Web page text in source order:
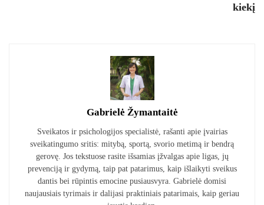
kiekį
Gabrielė Žymantaitė
Sveikatos ir psichologijos specialistė, rašanti apie įvairias
sveikatingumo sritis: mitybą, sportą, svorio metimą ir bendrą
gerovę. Jos tekstuose rasite išsamias įžvalgas apie ligas, jų
prevenciją ir gydymą, taip pat patarimus, kaip išlaikyti sveikus
dantis bei rūpintis emocine pusiausvyra. Gabrielė domisi
naujausiais tyrimais ir dalijasi praktiniais patarimais, kaip geriau